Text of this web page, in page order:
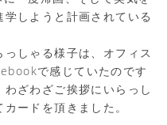
しようと計画されている
しゃる様子は、オフィス
で感じていたのです
ざわざご挨拶にいらっし
ードを頂きました。